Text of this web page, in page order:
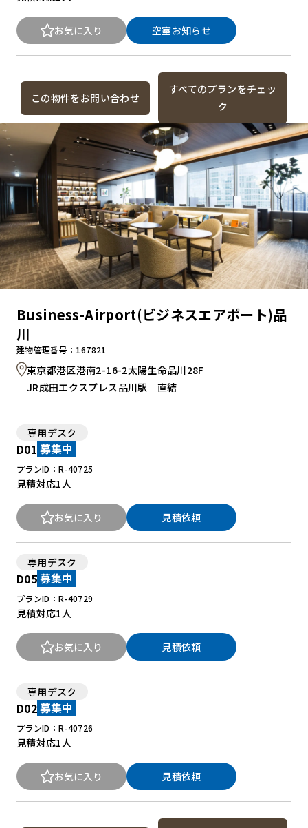
お気に入り 空室お知らせ
この物件をお問い合わせ
すべてのプランをチェッ
ク
Business-Airport(ビジネスエアポート)品
川
建物管理番号：167821
東京都港区港南2-16-2太陽生命品川28F
JR成田エクスプレス品川駅 直結
専用デスク
D01 募集中
プランID：R-40725
見積対応1人
お気に入り 見積依頼
専用デスク
D05 募集中
プランID：R-40729
見積対応1人
お気に入り 見積依頼
専用デスク
D02 募集中
プランID：R-40726
見積対応1人
お気に入り 見積依頼